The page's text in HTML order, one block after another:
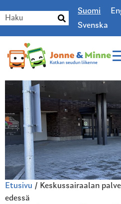
Suomi
Svenska
Etusivu / Keskussairaalan
edessä